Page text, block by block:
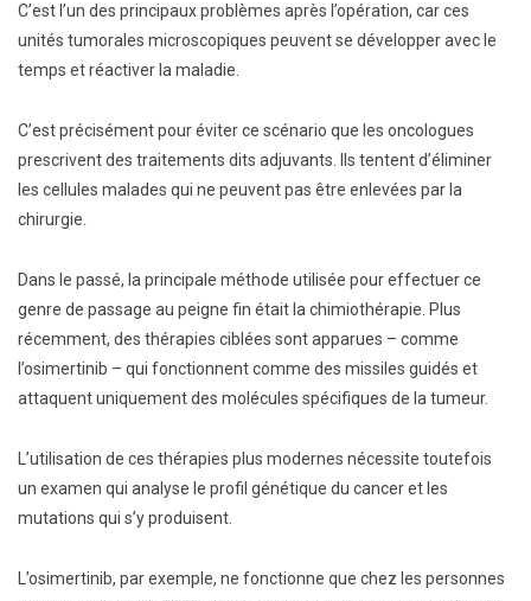
C’est l’un des principaux problèmes après l’opération, car ces
unités tumorales microscopiques peuvent se développer avec le
temps et réactiver la maladie.
C’est précisément pour éviter ce scénario que les oncologues
prescrivent des traitements dits adjuvants. Ils tentent d’éliminer
les cellules malades qui ne peuvent pas être enlevées par la
chirurgie.
Dans le passé, la principale méthode utilisée pour effectuer ce
genre de passage au peigne fin était la chimiothérapie. Plus
récemment, des thérapies ciblées sont apparues – comme
l’osimertinib – qui fonctionnent comme des missiles guidés et
attaquent uniquement des molécules spécifiques de la tumeur.
L’utilisation de ces thérapies plus modernes nécessite toutefois
un examen qui analyse le profil génétique du cancer et les
mutations qui s’y produisent.
L’osimertinib, par exemple, ne fonctionne que chez les personnes